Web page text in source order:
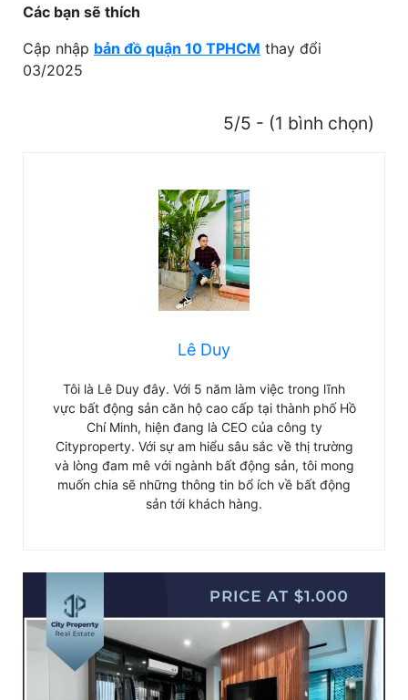
Các bạn sẽ thích
Cập nhập bản đồ quận 10 TPHCM thay đổi
03/2025
5/5 - (1 bình chọn)
Lê Duy
Tôi là Lê Duy đây. Với 5 năm làm việc trong lĩnh
vực bất động sản căn hộ cao cấp tại thành phố Hồ
Chí Minh, hiện đang là CEO của công ty
Cityproperty. Với sự am hiểu sâu sắc về thị trường
và lòng đam mê với ngành bất động sản, tôi mong
muốn chia sẽ những thông tin bổ ích về bất động
sản tới khách hàng.